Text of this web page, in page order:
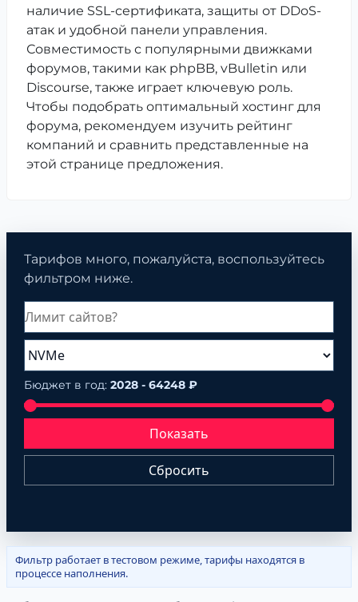
наличие SSL-сертификата, защиты от DDoS-
атак и удобной панели управления.
Совместимость с популярными движками
форумов, такими как phpBB, vBulletin или
Discourse, также играет ключевую роль.
Чтобы подобрать оптимальный хостинг для
форума, рекомендуем изучить рейтинг
компаний и сравнить представленные на
этой странице предложения.
Тарифов много, пожалуйста, воспользуйтесь
фильтром ниже.
Бюджет в год: 2028 - 64248 ₽
Показать
Сбросить
Фильтр работает в тестовом режиме, тарифы находятся в
процессе наполнения.